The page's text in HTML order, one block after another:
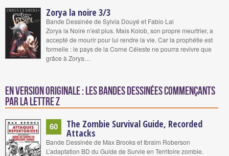
Zorya la noire 3/3
Bande Dessinée de Sylvia Douyé et Fabio Lai
Zorya la Noire n'est plus. Mais Kolob, son propre meurtrier, a
accepté de mourir pour lui rendre la vie. Car la prophétie est
formelle : le pays de la Corne Céleste ne pourra revivre que
grâce à Zorya…
En version originale : Les bandes dessinées commençants
par la lettre Z
60 The Zombie Survival Guide, Recorded
Attacks
Bande Dessinée de Max Brooks et Ibraim Roberson
L’adaptation BD du Guide de Survie en Territoire zombie.